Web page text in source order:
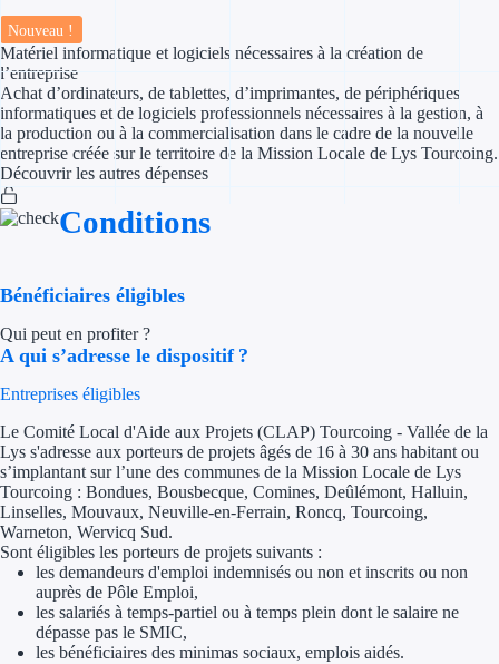
Prêt
Prêt
Appel à projet
Aides
Tous les
Nouveau !
Matériel informatique et logiciels nécessaires à la création de
l’entreprise
Achat d’ordinateurs, de tablettes, d’imprimantes, de périphériques
informatiques et de logiciels professionnels nécessaires à la gestion, à
la production ou à la commercialisation dans le cadre de la nouvelle
entreprise créée sur le territoire de la Mission Locale de Lys Tourcoing.
Découvrir les autres dépenses
Conditions
Bénéficiaires éligibles
Qui peut en profiter ?
A qui s’adresse le dispositif ?
Entreprises éligibles
Le Comité Local d'Aide aux Projets (CLAP) Tourcoing - Vallée de la
Lys s'adresse aux porteurs de projets âgés de 16 à 30 ans habitant ou
s’implantant sur l’une des communes de la Mission Locale de Lys
Tourcoing : Bondues, Bousbecque, Comines, Deûlémont, Halluin,
Linselles, Mouvaux, Neuville-en-Ferrain, Roncq, Tourcoing,
Warneton, Wervicq Sud.
Sont éligibles les porteurs de projets suivants :
les demandeurs d'emploi indemnisés ou non et inscrits ou non
auprès de Pôle Emploi,
les salariés à temps-partiel ou à temps plein dont le salaire ne
dépasse pas le SMIC,
les bénéficiaires des minimas sociaux, emplois aidés.